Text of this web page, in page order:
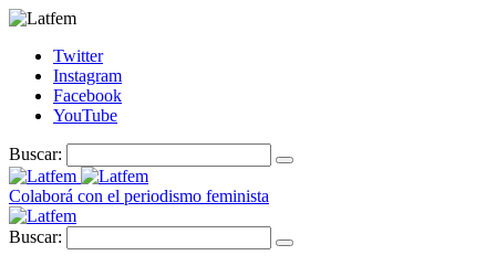
Twitter
Instagram
Facebook
YouTube
Buscar:
Colaborá con el periodismo feminista
Buscar: